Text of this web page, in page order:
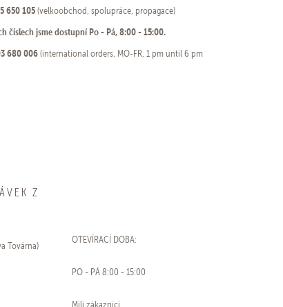
650 105(velkoobchod, spolupráce, propagace)
číslech jsme dostupní Po - Pá, 8:00 - 15:00.
680 006(international orders, MO-FR, 1 pm until 6 pm
Z
Továrna)
OTEVÍRACÍ DOBA:
PO - PÁ 8:00 - 15:00
Milí zákazníci,